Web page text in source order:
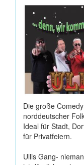
Die große
norddeutscher
Ideal für Stadt,
für Privatfeiern.
Ullis Gang-